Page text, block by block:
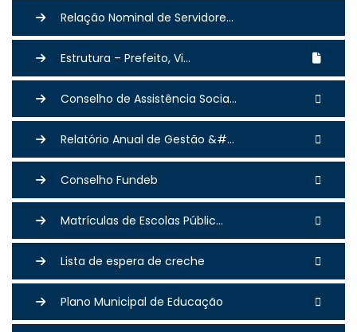
Relação Nominal de Servidore...
Estrutura – Prefeito, Vi...
Conselho de Assistência Socia...
Relatório Anual de Gestão &#...
Conselho Fundeb
Matrículas de Escolas Públic...
Lista de espera de creche
Plano Municipal de Educação